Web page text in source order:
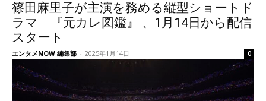
篠田麻里子が主演を務める縦型ショートド
ラマ 『元カレ図鑑』 、1月14日から配信
スタート
エンタメNOW 編集部 - 2025年1月14日 0